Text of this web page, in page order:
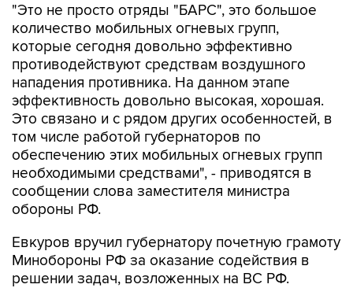
"Это не просто отряды "БАРС", это большое
количество мобильных огневых групп,
которые сегодня довольно эффективно
противодействуют средствам воздушного
нападения противника. На данном этапе
эффективность довольно высокая, хорошая.
Это связано и с рядом других особенностей, в
том числе работой губернаторов по
обеспечению этих мобильных огневых групп
необходимыми средствами", - приводятся в
сообщении слова заместителя министра
обороны РФ.
Евкуров вручил губернатору почетную грамоту
Минобороны РФ за оказание содействия в
решении задач, возложенных на ВС РФ.